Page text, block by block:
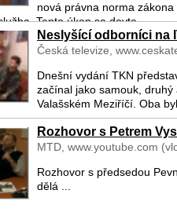
nová právna norma
Tento úkon sa dovte ...
Neslyšící odborníci na
Česká televize,
Dnešní vydání TKN
začínal jako samouk,
Valašském Meziříčí. Oba
Rozhovor s Petrem
MTD, www.youtube.com
Rozhovor s předsedou
dělá ...